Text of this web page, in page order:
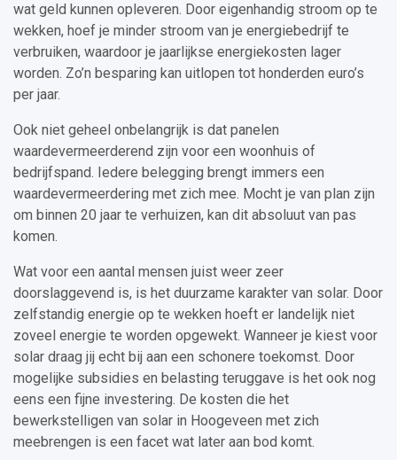
wat geld kunnen opleveren. Door eigenhandig stroom op te
wekken, hoef je minder stroom van je energiebedrijf te
verbruiken, waardoor je jaarlijkse energiekosten lager
worden. Zo’n besparing kan uitlopen tot honderden euro’s
per jaar.
Ook niet geheel onbelangrijk is dat panelen
waardevermeerderend zijn voor een woonhuis of
bedrijfspand. Iedere belegging brengt immers een
waardevermeerdering met zich mee. Mocht je van plan zijn
om binnen 20 jaar te verhuizen, kan dit absoluut van pas
komen.
Wat voor een aantal mensen juist weer zeer
doorslaggevend is, is het duurzame karakter van solar. Door
zelfstandig energie op te wekken hoeft er landelijk niet
zoveel energie te worden opgewekt. Wanneer je kiest voor
solar draag jij echt bij aan een schonere toekomst. Door
mogelijke subsidies en belasting teruggave is het ook nog
eens een fijne investering. De kosten die het
bewerkstelligen van solar in Hoogeveen met zich
meebrengen is een facet wat later aan bod komt.